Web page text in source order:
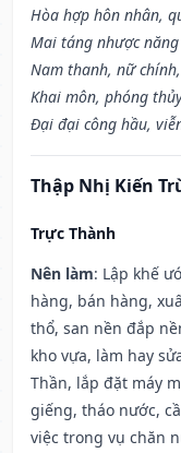
Hòa hợp hôn nhân,
Mai táng nhược
Nam thanh, nữ
Khai môn, phóng
Đại đại công hầu,
Thập Nhị Kiến
Trực Thành
Nên làm: Lập khế
hàng, bán hàng,
thổ, san nền đắp
kho vựa, làm hay
Thần, lắp đặt máy
giếng, tháo nước,
việc trong vụ chăn